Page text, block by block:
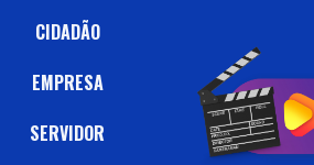
CIDADÃO
EMPRESA
SERVIDOR